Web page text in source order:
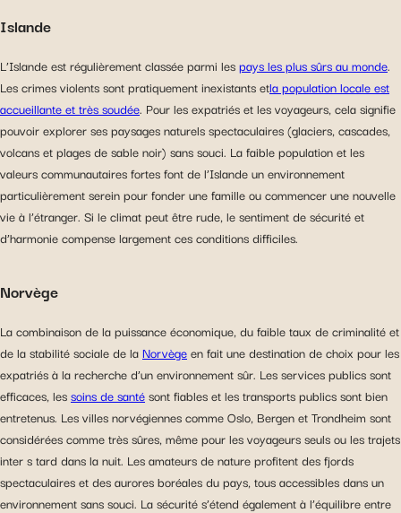
Islande
L’Islande est régulièrement classée parmi lespays les plus sûrs au monde.
Les crimes violents sont pratiquement inexistants etla population locale est
accueillante et très soudée. Pour les expatriés et les voyageurs, cela signifie
pouvoir explorer ses paysages naturels spectaculaires (glaciers, cascades,
volcans et plages de sable noir) sans souci. La faible population et les
valeurs communautaires fortes font de l’Islande un environnement
particulièrement serein pour fonder une famille ou commencer une nouvelle
vie à l’étranger. Si le climat peut être rude, le sentiment de sécurité et
d’harmonie compense largement ces conditions difficiles.
Norvège
La combinaison de la puissance économique, du faible taux de criminalité et
de la stabilité sociale de laNorvègeen fait une destination de choix pour les
expatriés à la recherche d’un environnement sûr. Les services publics sont
efficaces, lessoins de santésont fiables et les transports publics sont bien
entretenus. Les villes norvégiennes comme Oslo, Bergen et Trondheim sont
considérées comme très sûres, même pour les voyageurs seuls ou les trajets
inter s tard dans la nuit. Les amateurs de nature profitent des fjords
spectaculaires et des aurores boréales du pays, tous accessibles dans un
environnement sans souci. La sécurité s’étend également à l’équilibre entre